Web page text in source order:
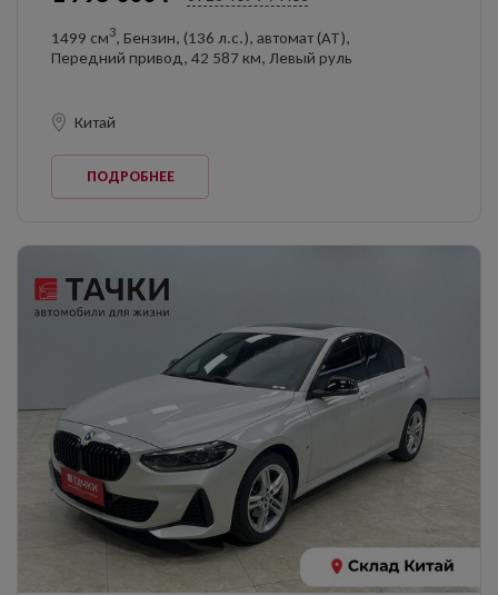
1499 см3, Бензин, (136 л.с.), автомат (AT),
Передний привод, 42 587 км, Левый руль
Китай
ПОДРОБНЕЕ